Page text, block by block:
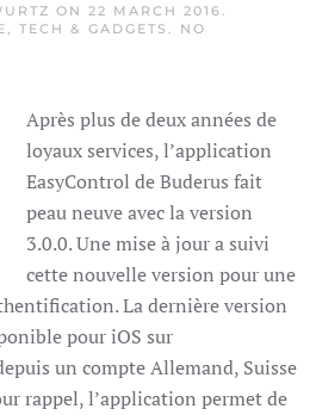
ON 22 MARCH 2016
TECH & GADGETS
NO
Après plus de deux années de
loyaux services, l’application
EasyControl de Buderus fait
peau neuve avec la version
3.0.0. Une mise à jour a suivi
cette nouvelle version pour une
La dernière version
pour iOS sur
un compte Allemand, Suisse
rappel, l’application permet de